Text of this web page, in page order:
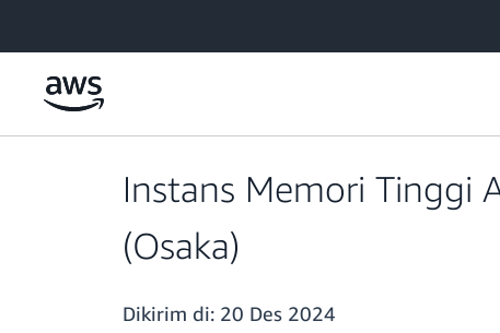
Instans Memori Tinggi
(Osaka)
Dikirim di: 20 Des 2024